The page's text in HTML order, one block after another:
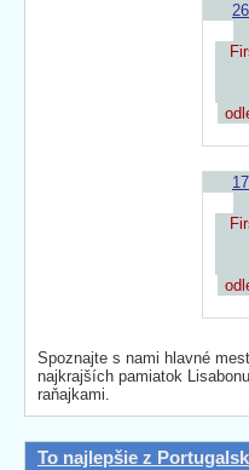
Spoznajte s nami hlavné
najkrajších pamiatok
raňajkami.
To najlepšie z